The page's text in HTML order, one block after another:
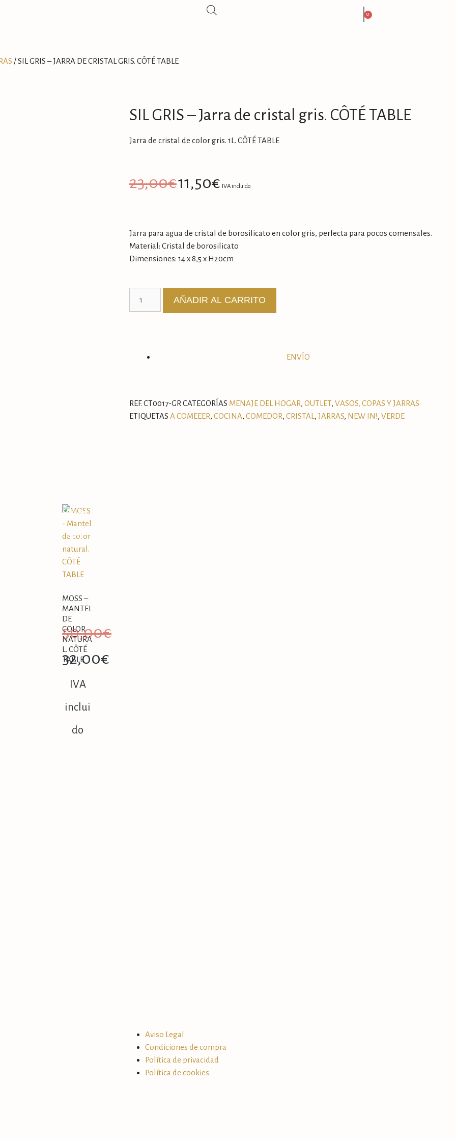
0
/ SIL GRIS – JARRA DE CRISTAL GRIS. CÔTÉ TABLE
SIL GRIS – Jarra de cristal gris. CÔTÉ TABLE
Jarra de cristal de color gris. 1L. CÔTÉ TABLE
23,00€11,50€ IVA incluido
Jarra para agua de cristal de borosilicato en color gris, perfecta para pocos comensales.
Material: Cristal de borosilicato
Dimensiones: 14 x 8,5 x H20cm
AÑADIR AL CARRITO
ENVÍO
REF.CT0017-GR CATEGORÍAS MENAJE DEL HOGAR, OUTLET, VASOS, COPAS Y JARRAS
ETIQUETAS A COMEEER, COCINA, COMEDOR, CRISTAL , JARRAS, NEW IN!, VERDE
SPECIAL
PRICE
MOSS –
MANTEL
DE
COLOR
NATURA
L. CÔTÉ
TABLE
50,00€
32,00€
IVA
inclui
do
Aviso Legal
Condiciones de compra
Política de privacidad
Política de cookies